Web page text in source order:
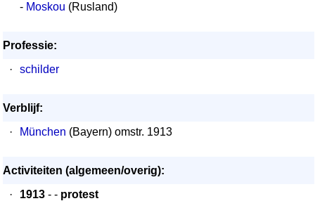
- Moskou (Rusland)
Professie:
·
schilder
Verblijf:
·
München (Bayern) omstr. 1913
Activiteiten (algemeen/overig):
·
1913 - - protest